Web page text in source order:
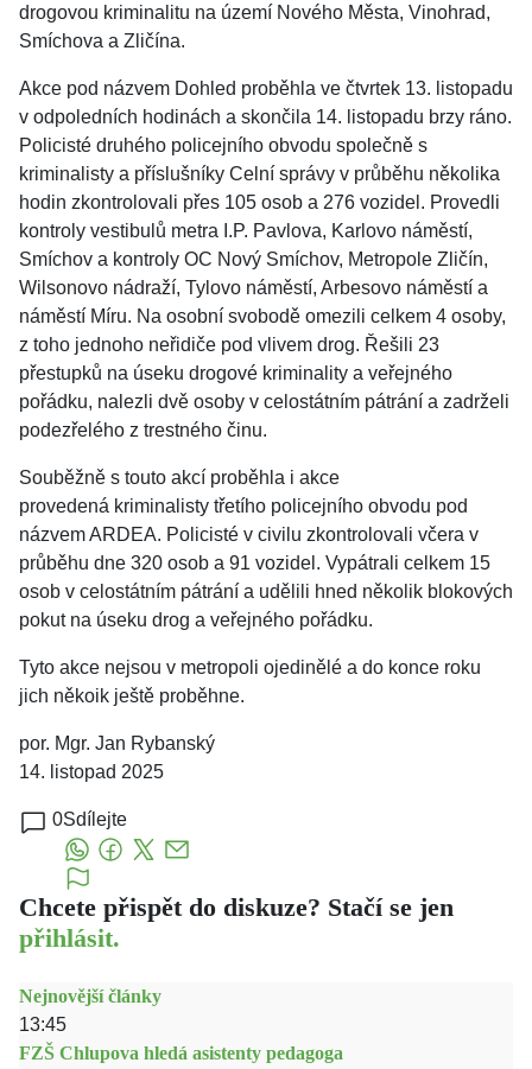
drogovou kriminalitu na území Nového Města, Vinohrad,
Smíchova a Zličína.
Akce pod názvem Dohled proběhla ve čtvrtek 13. listopadu
v odpoledních hodinách a skončila 14. listopadu brzy ráno.
Policisté druhého policejního obvodu společně s
kriminalisty a příslušníky Celní správy v průběhu několika
hodin zkontrolovali přes 105 osob a 276 vozidel. Provedli
kontroly vestibulů metra I.P. Pavlova, Karlovo náměstí,
Smíchov a kontroly OC Nový Smíchov, Metropole Zličín,
Wilsonovo nádraží, Tylovo náměstí, Arbesovo náměstí a
náměstí Míru. Na osobní svobodě omezili celkem 4 osoby,
z toho jednoho neřidiče pod vlivem drog. Řešili 23
přestupků na úseku drogové kriminality a veřejného
pořádku, nalezli dvě osoby v celostátním pátrání a zadrželi
podezřelého z trestného činu.
Souběžně s touto akcí proběhla i akce
provedená kriminalisty třetího policejního obvodu pod
názvem ARDEA. Policisté v civilu zkontrolovali včera v
průběhu dne 320 osob a 91 vozidel. Vypátrali celkem 15
osob v celostátním pátrání a udělili hned několik blokových
pokut na úseku drog a veřejného pořádku.
Tyto akce nejsou v metropoli ojedinělé a do konce roku
jich někoik ještě proběhne.
por. Mgr. Jan Rybanský
14. listopad 2025
0Sdílejte
Chcete přispět do diskuze? Stačí se jen
přihlásit.
Nejnovější články
13:45
FZŠ Chlupova hledá asistenty pedagoga